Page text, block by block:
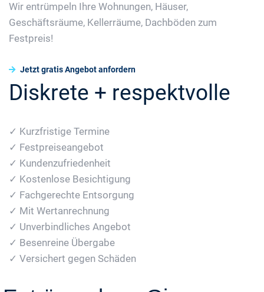
Wir entrümpeln Ihre Wohnungen, Häuser,
Geschäftsräume, Kellerräume, Dachböden zum
Festpreis!
Jetzt gratis Angebot anfordern
Diskrete + respektvolle
✓ Kurzfristige Termine
✓ Festpreiseangebot
✓ Kundenzufriedenheit
✓ Kostenlose Besichtigung
✓ Fachgerechte Entsorgung
✓ Mit Wertanrechnung
✓ Unverbindliches Angebot
✓ Besenreine Übergabe
✓ Versichert gegen Schäden